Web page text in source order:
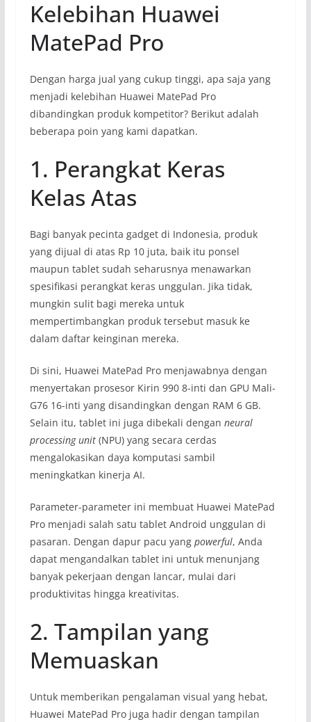
Kelebihan Huawei
MatePad Pro
Dengan harga jual yang cukup tinggi, apa saja yang
menjadi kelebihan Huawei MatePad Pro
dibandingkan produk kompetitor? Berikut adalah
beberapa poin yang kami dapatkan.
1. Perangkat Keras
Kelas Atas
Bagi banyak pecinta gadget di Indonesia, produk
yang dijual di atas Rp 10 juta, baik itu ponsel
maupun tablet sudah seharusnya menawarkan
spesifikasi perangkat keras unggulan. Jika tidak,
mungkin sulit bagi mereka untuk
mempertimbangkan produk tersebut masuk ke
dalam daftar keinginan mereka.
Di sini, Huawei MatePad Pro menjawabnya dengan
menyertakan prosesor Kirin 990 8-inti dan GPU Mali-
G76 16-inti yang disandingkan dengan RAM 6 GB.
Selain itu, tablet ini juga dibekali dengan neural
processing unit(NPU) yang secara cerdas
mengalokasikan daya komputasi sambil
meningkatkan kinerja AI.
Parameter-parameter ini membuat Huawei MatePad
Pro menjadi salah satu tablet Android unggulan di
pasaran. Dengan dapur pacu yang powerful, Anda
dapat mengandalkan tablet ini untuk menunjang
banyak pekerjaan dengan lancar, mulai dari
produktivitas hingga kreativitas.
2. Tampilan yang
Memuaskan
Untuk memberikan pengalaman visual yang hebat,
Huawei MatePad Pro juga hadir dengan tampilan